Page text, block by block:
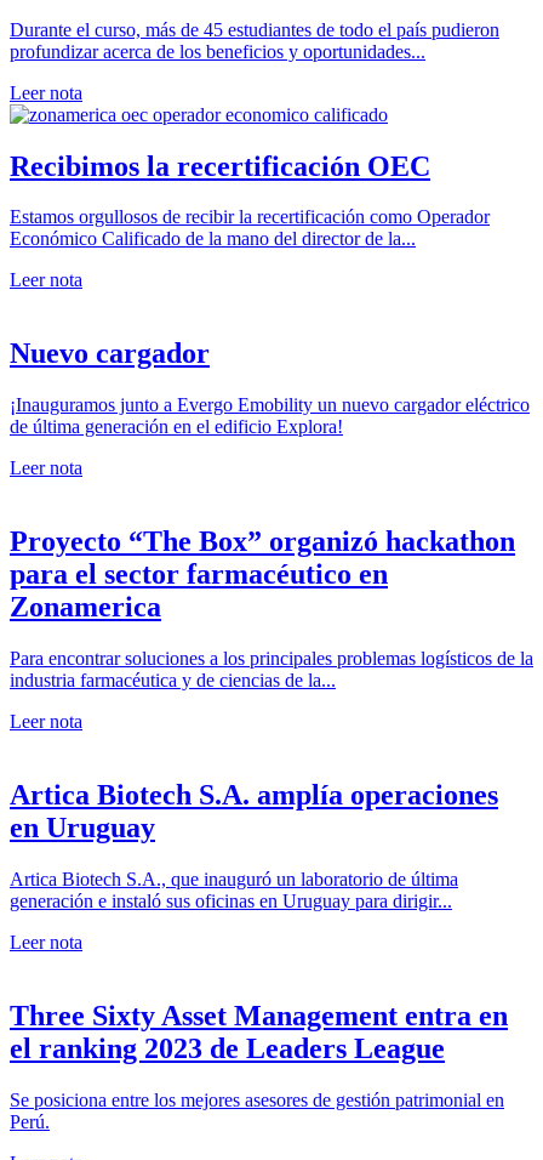
Durante el curso, más de 45 estudiantes de todo el país pudieron
profundizar acerca de los beneficios y oportunidades...
Leer nota
Recibimos la recertificación OEC
Estamos orgullosos de recibir la recertificación como Operador
Económico Calificado de la mano del director de la...
Leer nota
Nuevo cargador
¡Inauguramos junto a Evergo Emobility un nuevo cargador eléctrico
de última generación en el edificio Explora!
Leer nota
Proyecto “The Box” organizó hackathon
para el sector farmacéutico en
Zonamerica
Para encontrar soluciones a los principales problemas logísticos de la
industria farmacéutica y de ciencias de la...
Leer nota
Artica Biotech S.A. amplía operaciones
en Uruguay
Artica Biotech S.A., que inauguró un laboratorio de última
generación e instaló sus oficinas en Uruguay para dirigir...
Leer nota
Three Sixty Asset Management entra en
el ranking 2023 de Leaders League
Se posiciona entre los mejores asesores de gestión patrimonial en
Perú.